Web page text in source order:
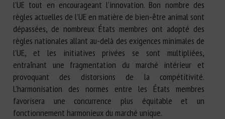
l’UE tout en encourageant l’innovation. Bon nombre des
règles actuelles de l’UE en matière de bien-être animal sont
dépassées, de nombreux États membres ont adopté des
règles nationales allant au-delà des exigences minimales de
l’UE, et les initiatives privées se sont multipliées,
entraînant une fragmentation du marché intérieur et
provoquant des distorsions de la compétitivité.
L’harmonisation des normes entre les États membres
favorisera une concurrence plus équitable et un
fonctionnement harmonieux du marché unique.